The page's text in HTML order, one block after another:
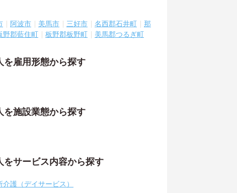
阿波市 美馬市 三好市 名西郡石井町
那
野郡藍住町 板野郡板野町 美馬郡つるぎ町
を雇用形態から探す
を施設業態から探す
をサービス内容から探す
介護（デイサービス）